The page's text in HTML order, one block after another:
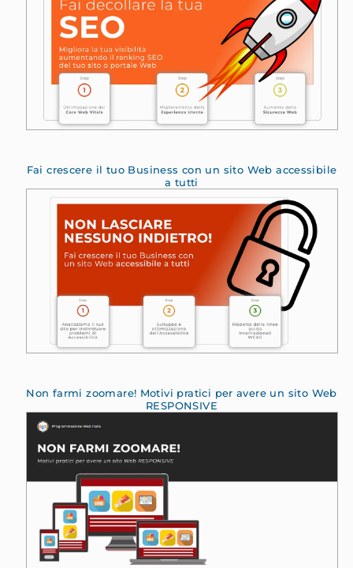
Fai crescere il tuo Business con un sito Web accessibile
a tutti
Non farmi zoomare! Motivi pratici per avere un sito Web
RESPONSIVE